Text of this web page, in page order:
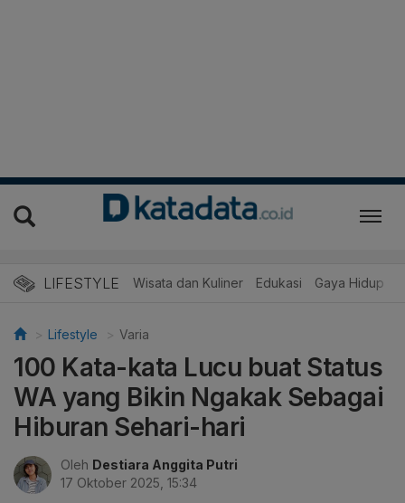
LIFESTYLE Wisata dan Kuliner Edukasi Gaya Hidup
Lifestyle Varia
100 Kata-kata Lucu buat Status
WA yang Bikin Ngakak Sebagai
Hiburan Sehari-hari
Oleh Destiara Anggita Putri
17 Oktober 2025, 15:34